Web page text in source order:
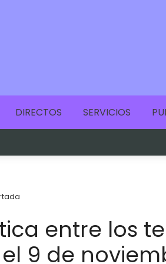
DIRECTOS SERVICIOS
entre los
9 de